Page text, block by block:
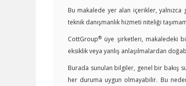
Bu makalede yer alan içerikler,
teknik danışmanlık hizmeti niteliği
CottGroup® üye şirketleri, makaledeki
eksiklik veya yanlış anlaşılmalardan
Burada sunulan bilgiler, genel bir bakış
her duruma uygun olmayabilir. Bu